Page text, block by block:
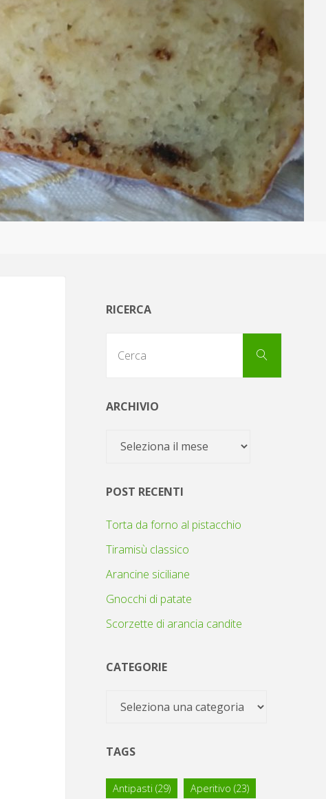
RICERCA
Cerca
ARCHIVIO
Archivio
POST RECENTI
Torta da forno al pistacchio
Tiramisù classico
Arancine siciliane
Gnocchi di patate
Scorzette di arancia candite
CATEGORIE
Categorie
TAGS
Antipasti (29) Aperitivo (23)